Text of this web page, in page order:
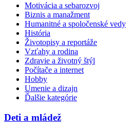
Motivácia a sebarozvoj
Biznis a manažment
Humanitné a spoločenské vedy
História
Životopisy a reportáže
Vzťahy a rodina
Zdravie a životný štýl
Počítače a internet
Hobby
Umenie a dizajn
Ďalšie kategórie
Deti a mládež